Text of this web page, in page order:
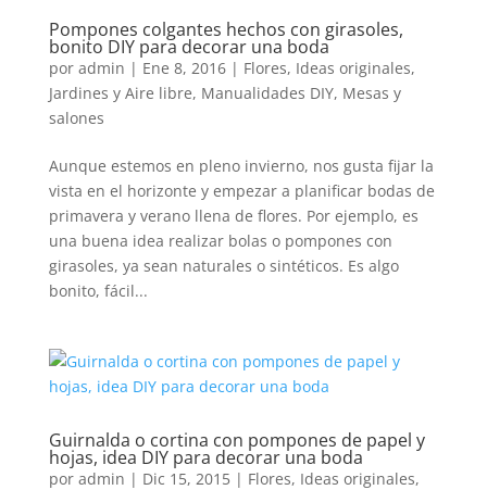
Pompones colgantes hechos con girasoles,
bonito DIY para decorar una boda
por admin | Ene 8, 2016| Flores, Ideas originales,
Jardines y Aire libre, Manualidades DIY, Mesas y
salones
Aunque estemos en pleno invierno, nos gusta fijar la
vista en el horizonte y empezar a planificar bodas de
primavera y verano llena de flores. Por ejemplo, es
una buena idea realizar bolas o pompones con
girasoles, ya sean naturales o sintéticos. Es algo
bonito, fácil...
Guirnalda o cortina con pompones de papel y
hojas, idea DIY para decorar una boda
por admin | Dic 15, 2015| Flores, Ideas originales,